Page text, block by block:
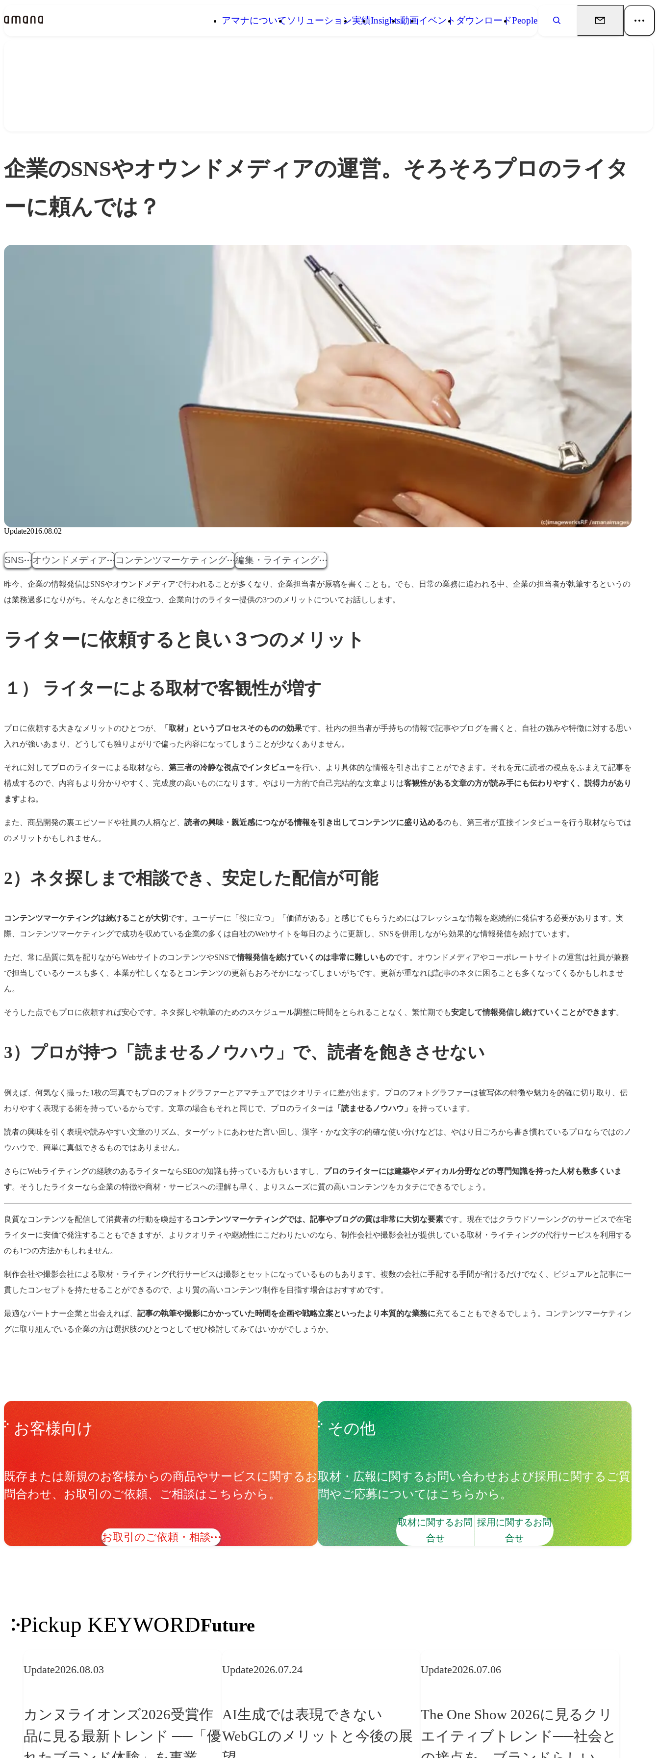
アマナについてソリューション実績Insights動画イベント ダウンロードPeople
企業のSNSやオウンドメディアの運営。そろそろプロのライタ
ーに頼んでは？
Update2016.08.02
SNS オウンドメディア コンテンツマーケティング 編集・ライティング
昨今、企業の情報発信はSNSやオウンドメディアで行われることが多くなり、企業担当者が原稿を書くことも。でも、日常の業務に追われる中、企業の担当者が執筆するというの
は業務過多になりがち。そんなときに役立つ、企業向けのライター提供の3つのメリットについてお話しします。
ライターに依頼すると良い３つのメリット
１） ライターによる取材で客観性が増す
プロに依頼する大きなメリットのひとつが、 「取材」というプロセスそのものの効果です。社内の担当者が手持ちの情報で記事やブログを書くと、自社の強みや特徴に対する思い
入れが強いあまり、どうしても独りよがりで偏った内容になってしまうことが少なくありません。
それに対してプロのライターによる取材なら、 第三者の冷静な視点でインタビューを行い、より具体的な情報を引き出すことができます。それを元に読者の視点をふまえて記事を
構成するので、内容もより分かりやすく、完成度の高いものになります。やはり一方的で自己完結的な文章よりは客観性がある文章の方が読み手にも伝わりやすく、説得力があり
ますよね。
また、商品開発の裏エピソードや社員の人柄など、 読者の興味・親近感につながる情報を引き出してコンテンツに盛り込めるのも、第三者が直接インタビューを行う取材ならでは
のメリットかもしれません。
2）ネタ探しまで相談でき、安定した配信が可能
コンテンツマーケティングは続けることが大切 です。ユーザーに「役に立つ」「価値がある」と感じてもらうためにはフレッシュな情報を継続的に発信する必要があります。実
際、コンテンツマーケティングで成功を収めている企業の多くは自社のWebサイトを毎日のように更新し、SNSを併用しながら効果的な情報発信を続けています。
ただ、常に品質に気を配りながらWebサイトのコンテンツやSNSで情報発信を続けていくのは非常に難しいものです。オウンドメディアやコーポレートサイトの運営は社員が兼務
で担当しているケースも多く、本業が忙しくなるとコンテンツの更新もおろそかになってしまいがちです。更新が重なれば記事のネタに困ることも多くなってくるかもしれませ
ん。
そうした点でもプロに依頼すれば安心です。ネタ探しや執筆のためのスケジュール調整に時間をとられることなく、繁忙期でも安定して情報発信し続けていくことができます。
3）プロが持つ「読ませるノウハウ」で、読者を飽きさせない
例えば、何気なく撮った1枚の写真でもプロのフォトグラファーとアマチュアではクオリティに差が出ます。プロのフォトグラファーは被写体の特徴や魅力を的確に切り取り、伝
わりやすく表現する術を持っているからです。文章の場合もそれと同じで、プロのライターは 「 読ませるノウハウ 」 を持っています。
読者の興味を引く表現や読みやすい文章のリズム、ターゲットにあわせた言い回し、漢字・かな文字の的確な使い分けなどは、やはり日ごろから書き慣れているプロならではのノ
ウハウで、簡単に真似できるものではありません。
さらにWebライティングの経験のあるライターならSEOの知識も持っている方もいますし、 プロのライターには建築やメディカル分野などの専門知識を持った人材も数多くいま
す。そうしたライターなら企業の特徴や商材・サービスへの理解も早く、よりスムーズに質の高いコンテンツをカタチにできるでしょう。
良質なコンテンツを配信して消費者の行動を喚起する コンテンツマーケティングでは、記事やブログの質は非常に大切な要素です。現在ではクラウドソーシングのサービスで在宅
ライターに安価で発注することもできますが、よりクオリティや継続性にこだわりたいのなら、制作会社や撮影会社が提供している取材・ライティングの代行サービスを利用する
のも1つの方法かもしれません。
制作会社や撮影会社による取材・ライティング代行サービスは撮影とセットになっているものもあります。複数の会社に手配する手間が省けるだけでなく、ビジュアルと記事に一
貫したコンセプトを持たせることができるので、より質の高いコンテンツ制作を目指す場合はおすすめです。
最適なパートナー企業と出会えれば、 記事の執筆や撮影にかかっていた時間を企画や戦略立案といったより本質的な業務に充てることもできるでしょう。コンテンツマーケティン
グに取り組んでいる企業の方は選択肢のひとつとしてぜひ検討してみてはいかがでしょうか。
Get in Touchお問い合わせ
お客様向け
既存または新規のお客様からの商品やサービスに関するお
問合わせ、お取引のご依頼、ご相談はこちらから。
お取引のご依頼・相談
その他
取材・広報に関するお問い合わせおよび採用に関するご質
問やご応募についてはこちらから。
取材に関するお問
合せ
採用に関するお問
合せ
Pickup KEYWORDFuture
Update2026.08.03
カンヌライオンズ2026受賞作
品に見る最新トレンド ──「優
Update2026.07.24
AI生成では表現できない
WebGLのメリットと今後の展
Update2026.07.06
The One Show 2026に見るクリ
エイティブトレンド──社会と